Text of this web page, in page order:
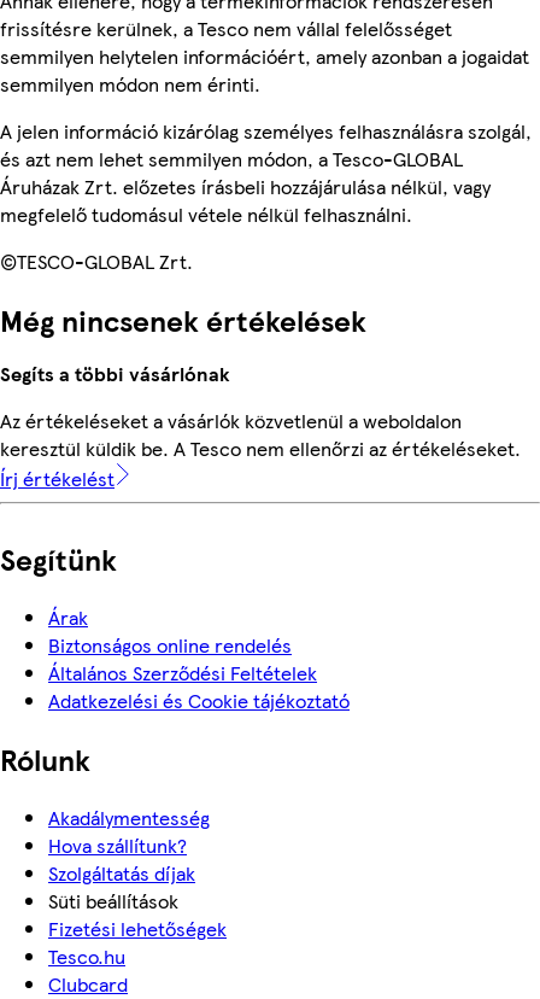
frissítésre kerülnek, a Tesco nem vállal felelősséget
semmilyen helytelen információért, amely azonban a jogaidat
semmilyen módon nem érinti.
A jelen információ kizárólag személyes felhasználásra szolgál,
és azt nem lehet semmilyen módon, a Tesco-GLOBAL
Áruházak Zrt. előzetes írásbeli hozzájárulása nélkül, vagy
megfelelő tudomásul vétele nélkül felhasználni.
©TESCO-GLOBAL Zrt.
Még nincsenek értékelések
Segíts a többi vásárlónak
Az értékeléseket a vásárlók közvetlenül a weboldalon
keresztül küldik be. A Tesco nem ellenőrzi az értékeléseket.
Írj értékelést
Segítünk
Árak
Biztonságos online rendelés
Általános Szerződési Feltételek
Adatkezelési és Cookie tájékoztató
Rólunk
Akadálymentesség
Hova szállítunk?
Szolgáltatás díjak
Süti beállítások
Fizetési lehetőségek
Tesco.hu
Clubcard